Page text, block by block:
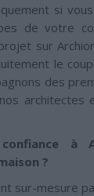
si
de votre
sur
le
des
à
?
sur-mesure